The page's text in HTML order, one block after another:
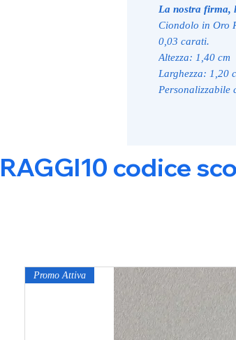
La nostra firma,
Ciondolo in Oro
0,03 carati.
Altezza: 1,40 cm
Larghezza: 1,20
Personalizzabile
RAGGI10 codice
Promo Attiva